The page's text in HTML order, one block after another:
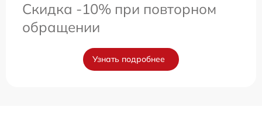
Скидка -10% при повторном
обращении
Узнать подробнее